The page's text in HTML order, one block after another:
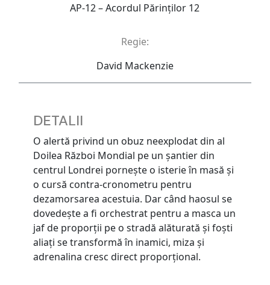
AP-12 – Acordul Părinţilor 12
Regie:
David Mackenzie
DETALII
O alertă privind un obuz neexplodat din al
Doilea Război Mondial pe un șantier din
centrul Londrei pornește o isterie în masă și
o cursă contra-cronometru pentru
dezamorsarea acestuia. Dar când haosul se
dovedește a fi orchestrat pentru a masca un
jaf de proporții pe o stradă alăturată și foști
aliați se transformă în inamici, miza și
adrenalina cresc direct proporțional.